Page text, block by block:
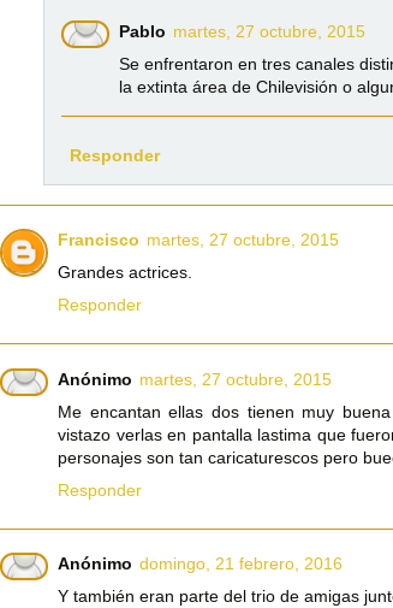
Pablo martes, 27 octubre, 2015
Se enfrentaron en tres canales
la extinta área de Chilevisión o
Responder
Francisco martes, 27 octubre, 2015
Grandes actrices.
Responder
Anónimo martes, 27 octubre, 2015
Me encantan ellas dos tienen muy
vistazo verlas en pantalla lastima que
personajes son tan caricaturescos pero
Responder
Anónimo domingo, 21 febrero, 2016
Y también eran parte del trio de amigas